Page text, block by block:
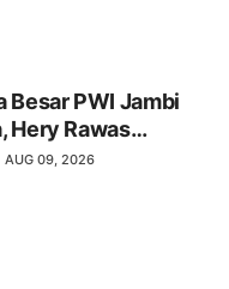
Besar PWI Jambi
Hery Rawas
PWI
AUG 09, 2026